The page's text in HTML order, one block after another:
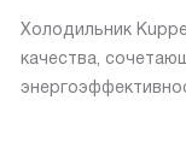
Холодильник
качества,